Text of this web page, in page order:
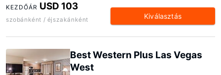
KEZDŐÁR USD 103
szobánként / éjszakánként Kiválasztás
Best Western Plus Las Vegas
West